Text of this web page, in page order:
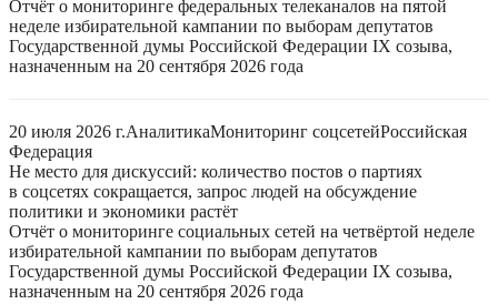
Отчёт о мониторинге федеральных телеканалов на пятой
неделе избирательной кампании по выборам депутатов
Государственной думы Российской Федерации IX созыва,
назначенным на 20 сентября 2026 года
20 июля 2026 г.АналитикаМониторинг соцсетейРоссийская
Федерация
Не место для дискуссий: количество постов о партиях
в соцсетях сокращается, запрос людей на обсуждение
политики и экономики растёт
Отчёт о мониторинге социальных сетей на четвёртой неделе
избирательной кампании по выборам депутатов
Государственной думы Российской Федерации IX созыва,
назначенным на 20 сентября 2026 года